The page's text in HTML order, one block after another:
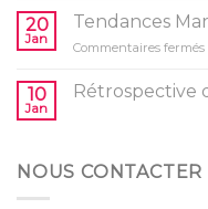
/
20
Jan
Tendances
Commentaires fermés
10
Jan
Rétrospective
NOUS CONTACTER